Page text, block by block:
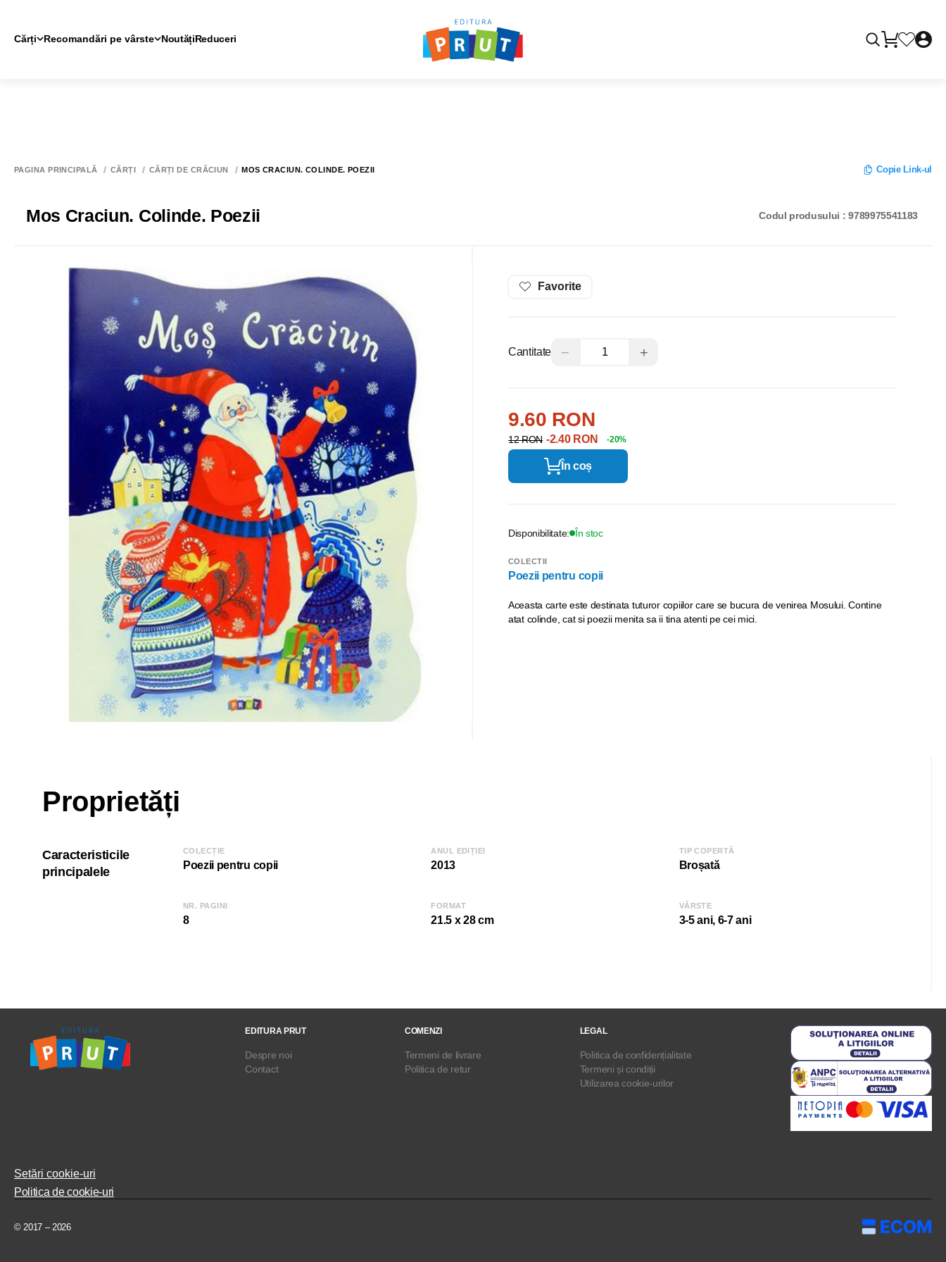
Cărți Recomandări pe vârste NoutățiReduceri
PAGINA PRINCIPALĂ CĂRȚI CĂRȚI DE CRĂCIUN MOS CRACIUN. COLINDE. POEZII Copie Link-ul
Mos Craciun. Colinde. Poezii Codul produsului : 9789975541183
Favorite
Cantitate − +
9.60 RON
12 RON -2.40 RON -20%
În coș
Disponibilitate: În stoc
COLECTII
Poezii pentru copii
Aceasta carte este destinata tuturor copiilor care se bucura de venirea Mosului. Contine
atat colinde, cat si poezii menita sa ii tina atenti pe cei mici.
Proprietăți
Caracteristicile
principalele
COLECȚIE
Poezii pentru copii
ANUL EDIȚIEI
2013
TIP COPERTĂ
Broșată
NR. PAGINI
8
FORMAT
21.5 x 28 cm
VÂRSTE
3-5 ani, 6-7 ani
EDITURA PRUT
Despre noi
Contact
COMENZI
Termeni de livrare
Politica de retur
LEGAL
Politica de confidențialitate
Termeni și condiții
Utilizarea cookie-urilor
Setări cookie-uri
Politica de cookie-uri
© 2017 – 2026